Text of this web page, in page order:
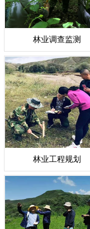
林业调查监测
林业工程规划